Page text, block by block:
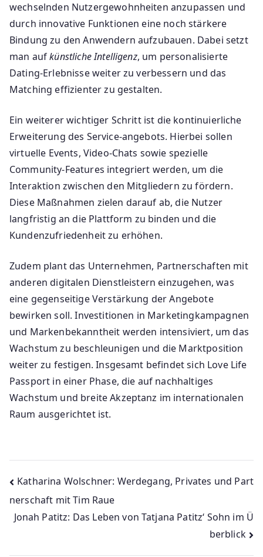
wechselnden Nutzergewohnheiten anzupassen und
durch innovative Funktionen eine noch stärkere
Bindung zu den Anwendern aufzubauen. Dabei setzt
man aufkünstliche Intelligenz, um personalisierte
Dating-Erlebnisse weiter zu verbessern und das
Matching effizienter zu gestalten.
Ein weiterer wichtiger Schritt ist die kontinuierliche
Erweiterung des Service-angebots. Hierbei sollen
virtuelle Events, Video-Chats sowie spezielle
Community-Features integriert werden, um die
Interaktion zwischen den Mitgliedern zu fördern.
Diese Maßnahmen zielen darauf ab, die Nutzer
langfristig an die Plattform zu binden und die
Kundenzufriedenheit zu erhöhen.
Zudem plant das Unternehmen, Partnerschaften mit
anderen digitalen Dienstleistern einzugehen, was
eine gegenseitige Verstärkung der Angebote
bewirken soll. Investitionen in Marketingkampagnen
und Markenbekanntheit werden intensiviert, um das
Wachstum zu beschleunigen und die Marktposition
weiter zu festigen. Insgesamt befindet sich Love Life
Passport in einer Phase, die auf nachhaltiges
Wachstum und breite Akzeptanz im internationalen
Raum ausgerichtet ist.
Beitragsnavigation
Katharina Wolschner: Werdegang, Privates und Part
nerschaft mit Tim Raue
Jonah Patitz: Das Leben von Tatjana Patitz‘ Sohn im Ü
berblick